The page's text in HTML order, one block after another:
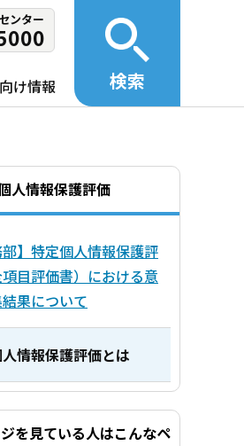
ンター
け情報 検索
人情報保護評価
部】特定個人情報保護評
目評価書）における意
果について
情報保護評価とは
を見ている人はこんなペ